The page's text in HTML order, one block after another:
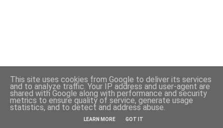
Powered by Blogger
This site uses cookies from Google to deliver its services
and to analyze traffic. Your IP address and user-agent are
shared with Google along with performance and security
metrics to ensure quality of service, generate usage
statistics, and to detect and address abuse.
LEARN MORE GOT IT